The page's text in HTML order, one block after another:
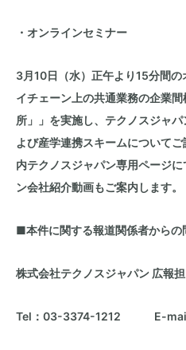
・オンラインセミナー
3月10日（水）正午より15分間
イチェーン上の共通業務の企業
所」」を実施し、テクノスジャ
よび産学連携スキームについて
内テクノスジャパン専用ページ
ン会社紹介動画もご案内します。
■本件に関する報道関係者からの
株式会社テクノスジャパン 広報
Tel：03-3374-1212 E-mail